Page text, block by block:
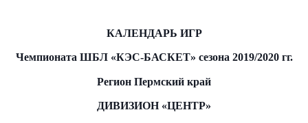
КАЛЕНДАРЬ ИГР
Чемпионата ШБЛ «КЭС-БАСКЕТ» сезона 2019/2020 гг.
Регион Пермский край
ДИВИЗИОН «ЦЕНТР»